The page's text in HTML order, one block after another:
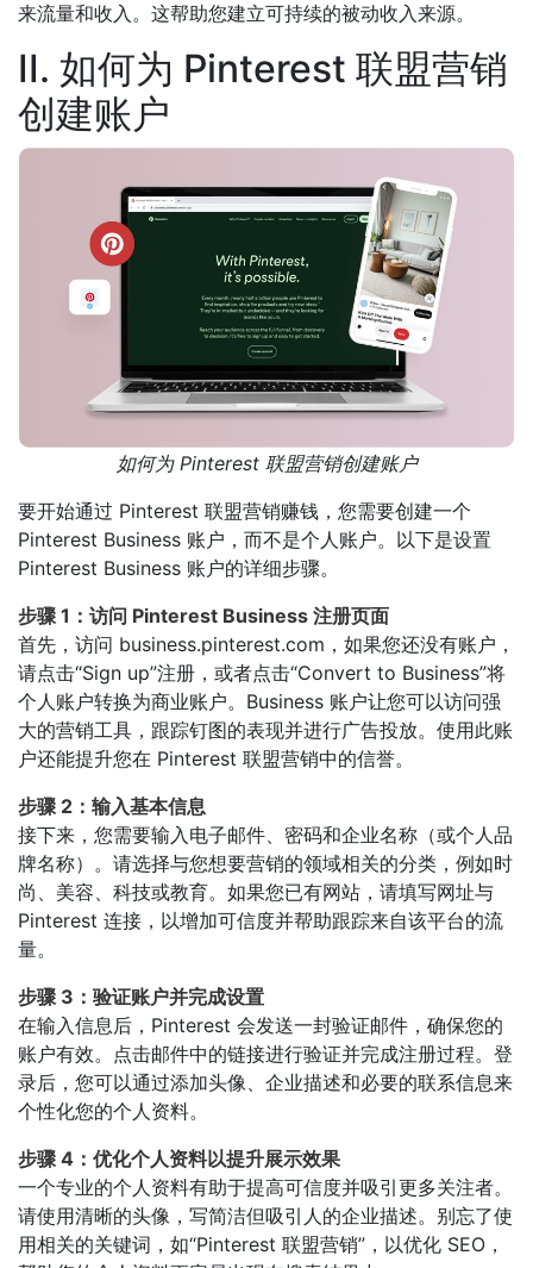
来流量和收入。这帮助您建立可持续的被动收入来源。
II. 如何为 Pinterest 联盟营销
创建账户
如何为 Pinterest 联盟营销创建账户
要开始通过 Pinterest 联盟营销赚钱，您需要创建一个
Pinterest Business 账户，而不是个人账户。以下是设置
Pinterest Business 账户的详细步骤。
步骤 1：访问 Pinterest Business 注册页面
首先，访问 business.pinterest.com，如果您还没有账户，
请点击“Sign up”注册，或者点击“Convert to Business”将
个人账户转换为商业账户。Business 账户让您可以访问强
大的营销工具，跟踪钉图的表现并进行广告投放。使用此账
户还能提升您在 Pinterest 联盟营销中的信誉。
步骤 2：输入基本信息
接下来，您需要输入电子邮件、密码和企业名称（或个人品
牌名称）。请选择与您想要营销的领域相关的分类，例如时
尚、美容、科技或教育。如果您已有网站，请填写网址与
Pinterest 连接，以增加可信度并帮助跟踪来自该平台的流
量。
步骤 3：验证账户并完成设置
在输入信息后，Pinterest 会发送一封验证邮件，确保您的
账户有效。点击邮件中的链接进行验证并完成注册过程。登
录后，您可以通过添加头像、企业描述和必要的联系信息来
个性化您的个人资料。
步骤 4：优化个人资料以提升展示效果
一个专业的个人资料有助于提高可信度并吸引更多关注者。
请使用清晰的头像，写简洁但吸引人的企业描述。别忘了使
用相关的关键词，如“Pinterest 联盟营销”，以优化 SEO，